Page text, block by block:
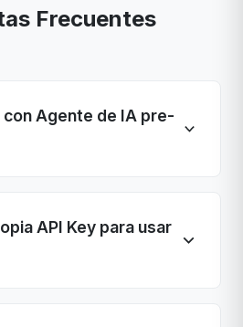
Frecuentes
con Agente de IA pre-
API Key para usar